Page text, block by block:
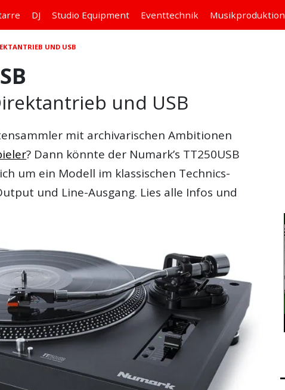
DJ Studio Equipment Eventtechnik Musikproduktion
UND USB
und USB
mit archivarischen Ambitionen
? Dann könnte der Numark’s TT250USB
um ein Modell im klassischen Technics-
und Line-Ausgang. Lies alle Infos und